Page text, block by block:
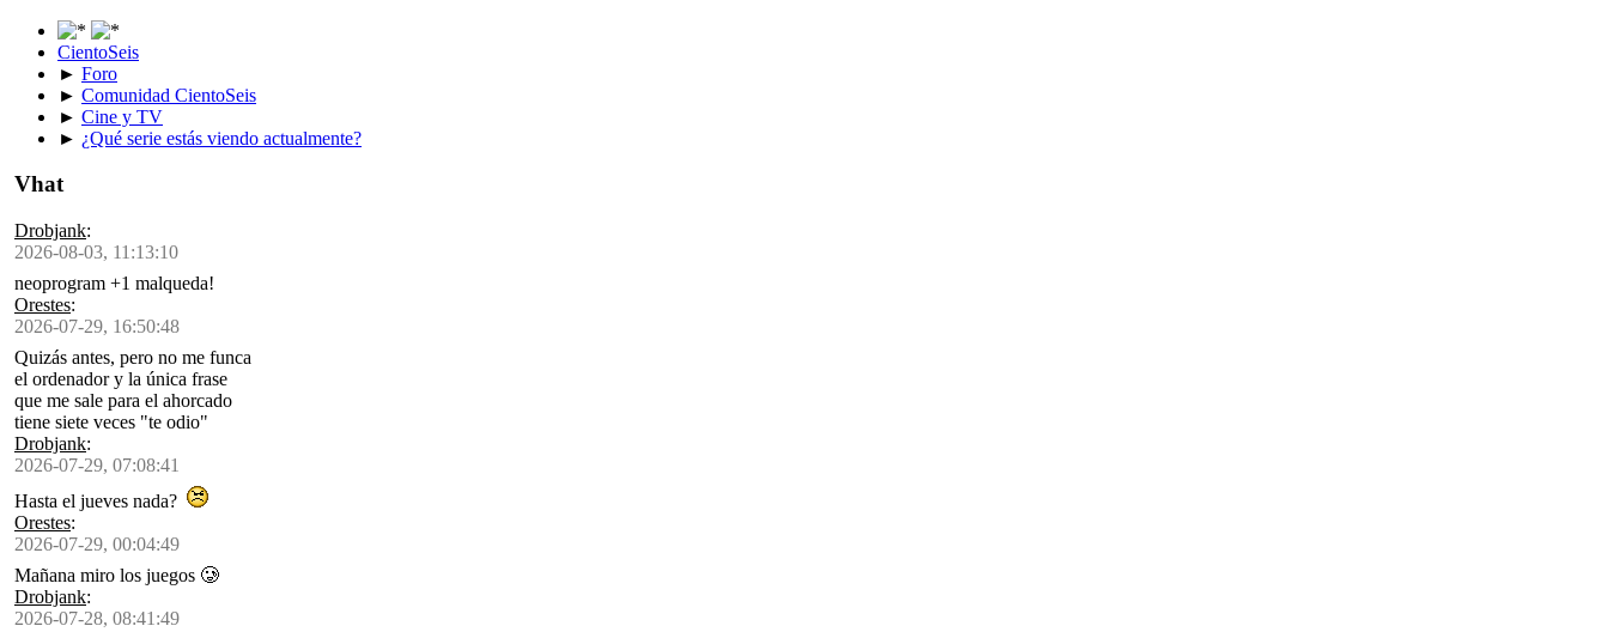
CientoSeis
► Foro
► Comunidad CientoSeis
► Cine y TV
► ¿Qué serie estás viendo actualmente?
Vhat
Drobjank:
2026-08-03, 11:13:10
neoprogram +1 malqueda!
Orestes:
2026-07-29, 16:50:48
Quizás antes, pero no me funca
el ordenador y la única frase
que me sale para el ahorcado
tiene siete veces "te odio"
Drobjank:
2026-07-29, 07:08:41
Hasta el jueves nada?
Orestes:
2026-07-29, 00:04:49
Mañana miro los juegos 🥲
Drobjank:
2026-07-28, 08:41:49